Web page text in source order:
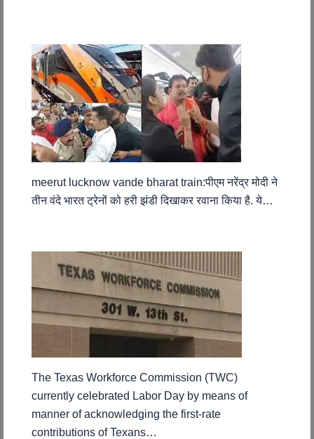
meerut lucknow vande bharat train:पीएम नरेंद्र मोदी ने
तीन वंदे भारत ट्रेनों को हरी झंडी दिखाकर रवाना किया है. ये…
The Texas Workforce Commission (TWC)
currently celebrated Labor Day by means of
manner of acknowledging the first-rate
contributions of Texans…